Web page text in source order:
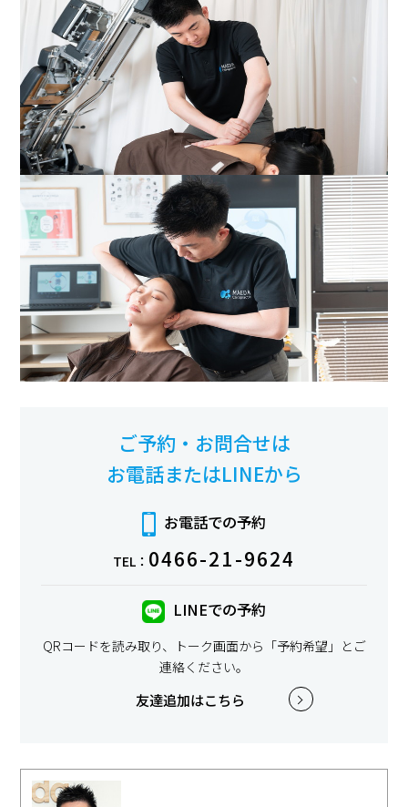
ご予約・お問合せは
お電話またはLINEから
お電話での予約
TEL： 0466-21-9624
LINEでの予約
QRコードを読み取り、トーク画面から「予約希望」とご
連絡ください。
友達追加はこちら